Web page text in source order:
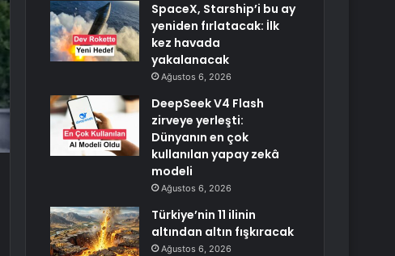
SpaceX, Starship’i bu ay
yeniden fırlatacak: İlk
kez havada
yakalanacak
Ağustos 6, 2026
DeepSeek V4 Flash
zirveye yerleşti:
Dünyanın en çok
kullanılan yapay zekâ
modeli
Ağustos 6, 2026
Türkiye’nin 11 ilinin
altından altın fışkıracak
Ağustos 6, 2026